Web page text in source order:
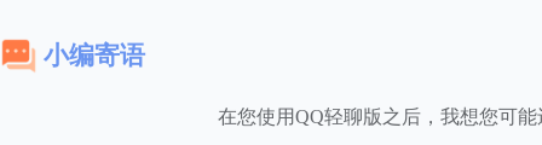
小编寄语
在您使用QQ轻聊版之后，我想您可